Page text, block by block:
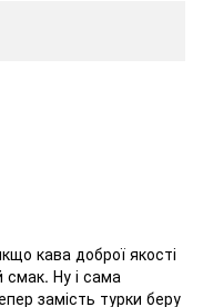
кава доброї якості
смак. Ну і сама
замість турки беру